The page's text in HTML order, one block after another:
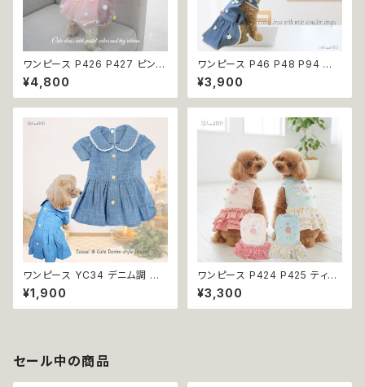
ワンピース P426 P427 ピンク
ホワイト ハンドメイド ビーズ 揺
れる リボン レース ドッグウェア
春夏 ドッグウエア ドッグ ウェア
プル 犬洋服 猫洋服 春 夏 洋服
女の子 男の子 小型 おしゃれ か
わいい 送料無料 返品交換不可
¥4,800
ワンピース P46 P48 P94 犬
服 フラワー デニム調 トップス ナ
チュラル ハンドメイド ブルー 青
花 パール風 ビーズ ドッグ ウェ
服 犬の服 犬洋服 洋服 女の子
小型 小型犬 猫 おしゃれ かわい
い 返品交換不可
¥3,900
ワンピース YC34 デニム調 紺
レース シンプル 女の子 春 夏
犬 犬服 小型 猫 服 洋服 ペット
dog ドッグウェア おしゃれ かわ
¥1,900
ワンピース P424 P425 ティア
ード ドット 水玉 ハンドメイド ド
ッグウェア 春夏 ドッグウエア ド
ッグ ウェア 犬 猫 ペット 服 犬服
¥3,300
セール中の商品